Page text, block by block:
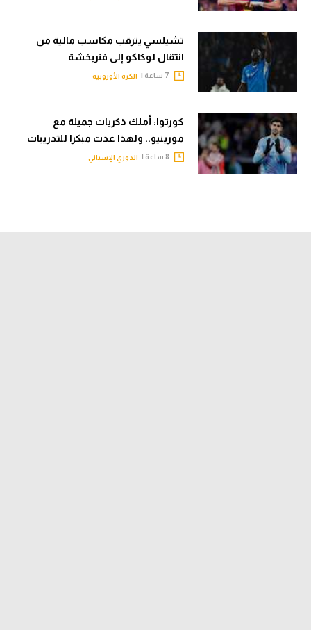
تشيلسي يترقب مكاسب مالية من
انتقال لوكاكو إلى فنربخشة
الكرة الأوروبية
كورتوا: أملك ذكريات جميلة مع
مورينيو.. ولهذا عدت مبكرا للتدريبات
الدوري الإسباني